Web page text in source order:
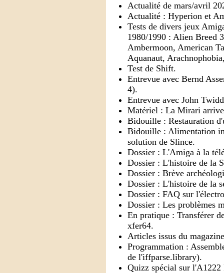
Actualité de mars/avril
Actualité : Hyperion et
Tests de divers jeux
1980/1990 : Alien Breed
Ambermoon, American
Aquanaut,
Test de Shift.
Entrevue avec Bernd
4).
Entrevue avec John
Matériel : La Mirari
Bidouille : Restauration
Bidouille : Alimentation
solution de Slince.
Dossier : L'Amiga à la
Dossier : L'histoire de la
Dossier : Brève
Dossier : L'histoire de la
Dossier : FAQ sur
Dossier : Les problèmes
En pratique : Transférer
xfer64.
Articles issus du
Programmation :
de l'iffparse.library).
Quizz spécial sur l'A1222